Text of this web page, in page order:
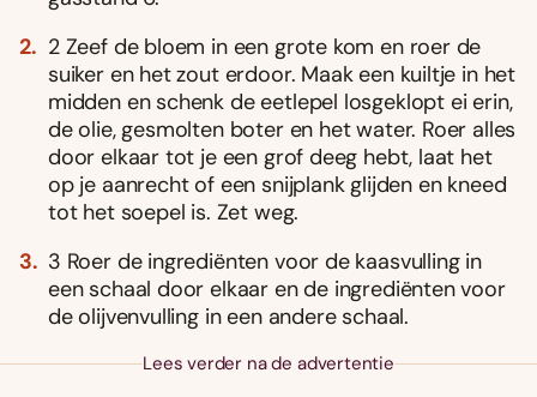
2 Zeef de bloem in een grote kom en roer de
suiker en het zout erdoor. Maak een kuiltje in het
midden en schenk de eetlepel losgeklopt ei erin,
de olie, gesmolten boter en het water. Roer alles
door elkaar tot je een grof deeg hebt, laat het
op je aanrecht of een snijplank glijden en kneed
tot het soepel is. Zet weg.
3 Roer de ingrediënten voor de kaasvulling in
een schaal door elkaar en de ingrediënten voor
de olijvenvulling in een andere schaal.
Lees verder na de advertentie